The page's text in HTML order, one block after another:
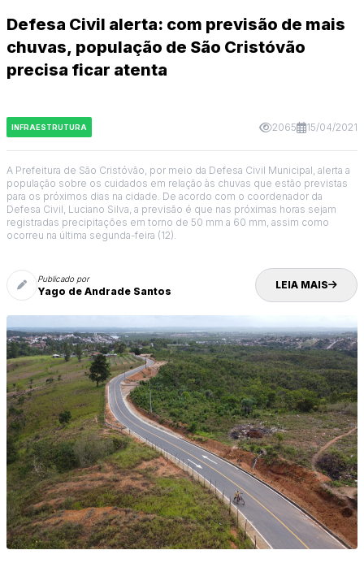
Defesa Civil alerta: com previsão de mais
chuvas, população de São Cristóvão
precisa ficar atenta
INFRAESTRUTURA 2065 15/04/2021
A Prefeitura de São Cristóvão, por meio da Defesa Civil Municipal, alerta a
população sobre os cuidados em relação às chuvas que estão previstas
para os próximos dias na cidade. De acordo com o coordenador da
Defesa Civil, Luciano Silva, a previsão é que nas próximas horas sejam
registradas precipitações em torno de 50 mm a 60 mm, assim como
ocorreu na última segunda-feira (12).
Publicado por
Yago de Andrade Santos LEIA MAIS